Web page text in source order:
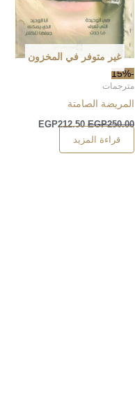
-15%
غير متوفر في المخزون
مترجمات
المريضة الصامتة
EGP250.00
EGP212.50
قراءة المزيد